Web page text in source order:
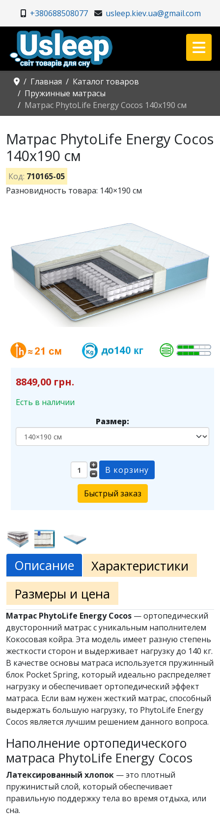
+380688508077 usleep.kiev.ua@gmail.com
Главная
Каталог товаров
Пружинные матрасы
Матрас PhytoLife Energy Cocos 140x190 см
Матрас PhytoLife Energy Cocos
140x190 см
Код: 710165-05
Разновидность товара: 140×190 см
8849,00 грн.
Есть в наличии
Размер:
Быстрый заказ
Описание
Характеристики
Размеры и цена
Матрас PhytoLife Energy Cocos — ортопедический
двусторонний матрас с уникальным наполнителем
Кокосовая койра. Эта модель имеет разную степень
жесткости сторон и выдерживает нагрузку до 140 кг.
В качестве основы матраса используется пружинный
блок Pocket Spring, который идеально распределяет
нагрузку и обеспечивает ортопедический эффект
матраса. Если вам нужен жесткий матрас, способный
выдержать большую нагрузку, то PhytoLife Energy
Cocos является лучшим решением данного вопроса.
Наполнение ортопедического
матраса PhytoLife Energy Cocos
Латексированный хлопок — это плотный
пружинистый слой, который обеспечивает
правильную поддержку тела во время отдыха, или
сна.